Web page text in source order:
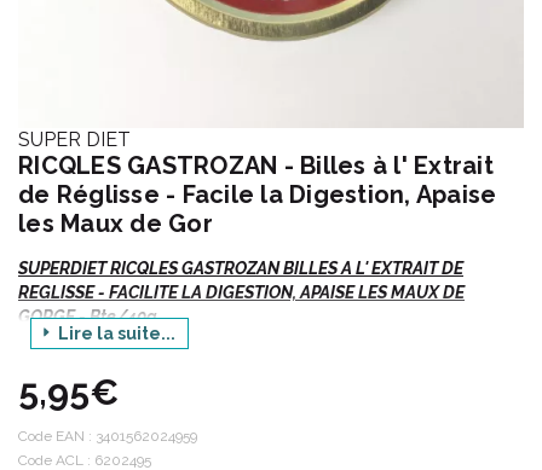
SUPER DIET
RICQLES GASTROZAN - Billes à l' Extrait
de Réglisse - Facile la Digestion, Apaise
les Maux de Gor
SUPERDIET RICQLES GASTROZAN BILLES A L' EXTRAIT DE
REGLISSE - FACILITE LA DIGESTION, APAISE LES MAUX DE
GORGE - Bte/40g
Description :
Lire la suite...
5,95€
Code EAN : 3401562024959
Code ACL : 6202495